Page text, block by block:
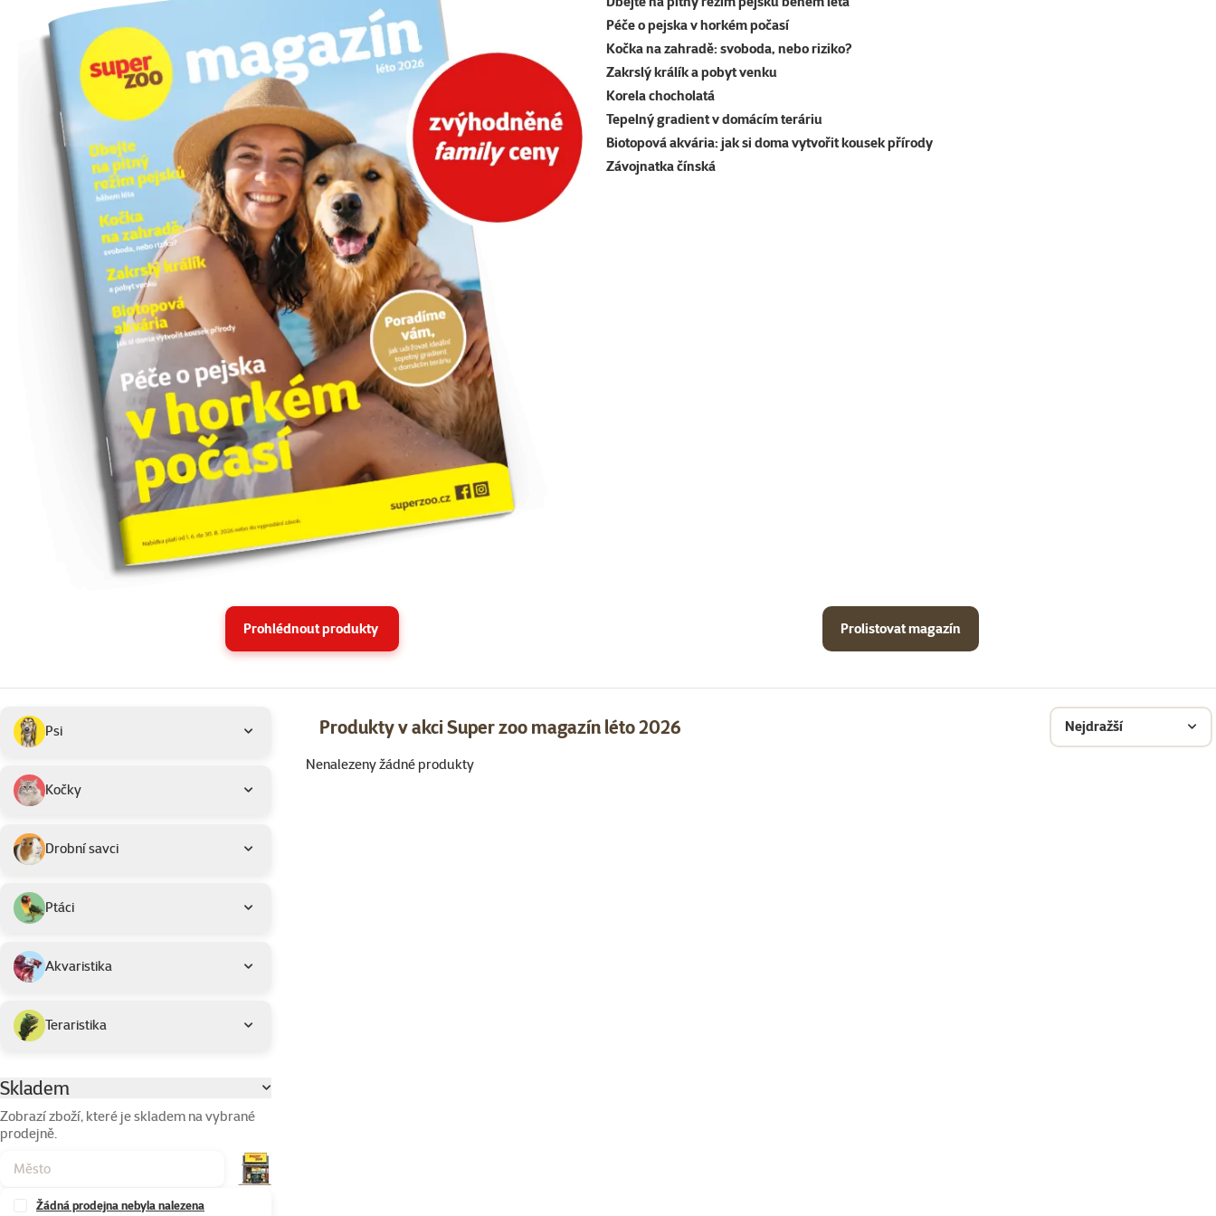
Péče o pejska v horkém počasí
Kočka na zahradě: svoboda, nebo riziko?
Zakrslý králík a pobyt venku
Korela chocholatá
Tepelný gradient v domácím teráriu
Biotopová akvária: jak si doma vytvořit kousek přírody
Závojnatka čínská
Prohlédnout produkty Prolistovat magazín
Podkategorie
Psi
Kočky
Drobní savci
Ptáci
Akvaristika
Teraristika
Parametrický filtr
Skladem
Zobrazí zboží, které je skladem na vybrané
prodejně.
Žádná prodejna nebyla nalezena
Vybrané filtry
Produkty v akci Super zoo magazín léto 2026 Nejdražší
Produkty v akci Super zoo magazín léto 2026
Nenalezeny žádné produkty